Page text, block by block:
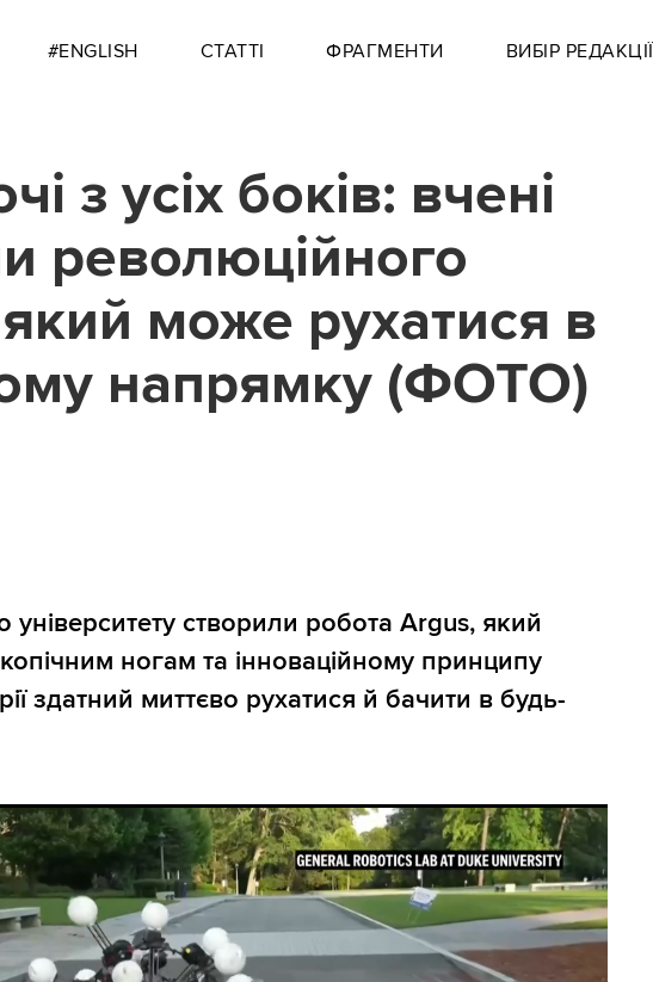
#ENGLISH СТАТТІ ФРАГМЕНТИ ВИБІР РЕДАКЦІЇ
з усіх боків: вчені
революційного
може рухатися в
напрямку (ФОТО)
університету створили робота Argus, який
ногам та інноваційному принципу
здатний миттєво рухатися й бачити в будь-